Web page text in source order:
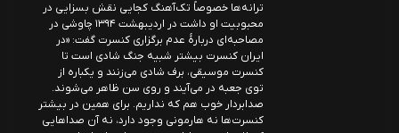
ترانه‌ها خصوصاً تک‌آهنگ کجایی نقش بسزایی در
محبوبیت او داشت در اردیبهشت ۱۳۹۴ چاوشی در
مصاحبه‌ای دربارهٔ عدم برگزاری کنسرت گفت: «در
ایران کنسرت بیشتر شبیه جنگ شادی است تا
کنسرت موسیقی، برف شادی می‌زنند و یکباره از
توی جعبه در می‌آیند و روی سن ظاهر می‌شوند.
صدابردار خوب هم که نداریم. برای همین در بیشتر
کنسرت‌ها نه هارمونی وجود دارد، نه آن صداهایی